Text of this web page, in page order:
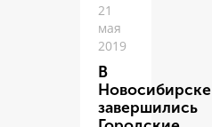
21
мая
2019
В
Новосибирске
завершились